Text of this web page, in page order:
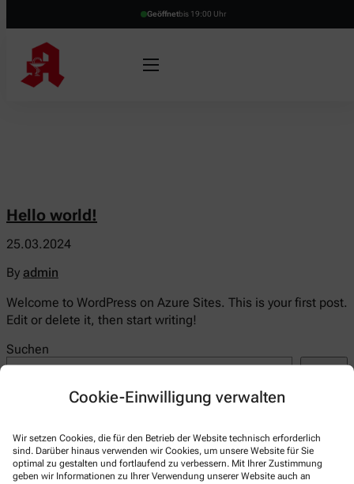
Cookie-Einwilligung verwalten
Wir setzen Cookies, die für den Betrieb der Website technisch erforderlich
sind. Darüber hinaus verwenden wir Cookies, um unsere Website für Sie
optimal zu gestalten und fortlaufend zu verbessern. Mit Ihrer Zustimmung
geben wir Informationen zu Ihrer Verwendung unserer Website auch an
Geöffnetbis 19:00 Uhr
Hello world!
25.03.2024
By admin
Welcome to WordPress on Azure Sites. This is your first post.
Edit or delete it, then start writing!
Suchen
Recent Posts
Hello world!
Recent Comments